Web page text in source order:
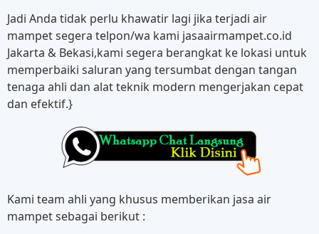
Jadi Anda tidak perlu khawatir lagi jika terjadi air
mampet segera telpon/wa kami jasaairmampet.co.id
Jakarta & Bekasi,kami segera berangkat ke lokasi untuk
memperbaiki saluran yang tersumbat dengan tangan
tenaga ahli dan alat teknik modern mengerjakan cepat
dan efektif.}
Kami team ahli yang khusus memberikan jasa air
mampet sebagai berikut :